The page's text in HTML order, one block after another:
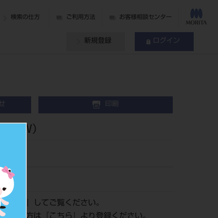
検索の仕方 ご利用方法 お客様相談センター
新規登録 ログイン
印刷
ＥＷ）
グイン
』してご覧ください。